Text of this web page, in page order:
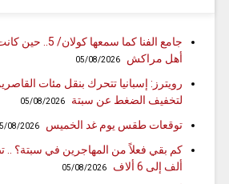
جامع الفنا كما
أهل مراكش
05/08/2026
رويترز: إسبانيا تتحرك بنقل مئات
لتخفيف الضغط عن سبتة
05/08/2026
توقعات طقس يوم غد الخميس 08/2026
ألف إلى 6 ألاف
05/08/2026